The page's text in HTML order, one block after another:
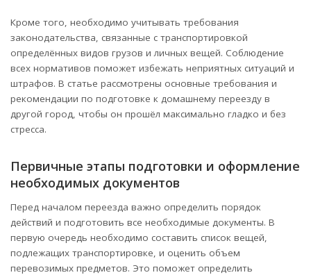
Кроме того, необходимо учитывать требования
законодательства, связанные с транспортировкой
определённых видов грузов и личных вещей. Соблюдение
всех нормативов поможет избежать неприятных ситуаций и
штрафов. В статье рассмотрены основные требования и
рекомендации по подготовке к домашнему переезду в
другой город, чтобы он прошёл максимально гладко и без
стресса.
Первичные этапы подготовки и оформление
необходимых документов
Перед началом переезда важно определить порядок
действий и подготовить все необходимые документы. В
первую очередь необходимо составить список вещей,
подлежащих транспортировке, и оценить объем
перевозимых предметов. Это поможет определить